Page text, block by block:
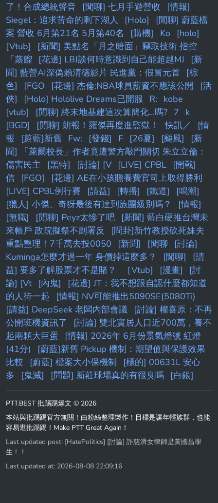
了！合成總統聲音
[閒聊] 七月手遊營收
[情報]
Siegel：追求苦命的剩下湖人
[Holo]
[閒聊] 蔚藍檔
案 營收 6月第21名 5月第40名
[購機] Ko
[holo]
[Vtub]
[新聞] 美點名「月之暗面」竊取技術 指控
「蒸餾
[花邊] LBJ談何時意識到自己能超越MJ
[新
聞] 藍營AI深偽賴清德影片 民進黨：假冒元首
[棕
色]
[FGO [花邊] 杰倫:NBA球員薪資不應該公開
[活
俠]
[Holo] Hololive Dreams已開服 R:
kobe
[vtub]
[閒聊] 終末地基建這次算簡化...嗎? 7
k
[BGD]
[閒聊] 朗報！羅傑再度進監獄！ 快訊／
[情
報
[蔚藍]新舊 Fw: [發錢] F [26夏] [颱風]
[新
聞] 「萊爾校長」作者竟遭警方敲門關切 朱立立倫：
傷害民主
[黑特] [討論] [V [LIVE] CPBL
[開戰]
信
[FGO]
[花邊] AE在小孩贍養費官司上取得勝利
[LIVE] CPBL例行賽
[請益] [轉播] [鐵道]
[鳴潮]
[獵人] 小傑、奇犽最後有達到旅團級別嗎？
[情報]
[無職]
[閒聊] Peyz太慘了吧
[新聞] 藍白硬推台灣未
來帳戶 政院擬祭不副署反
[問卦]新竹教授砍死妹夫
重點整理！7千萬去投0050
[新聞] [閒聊
[討論]
Kuminga怎麼才過一年 身價掉這麼多？
[閒聊]
[請
益] 要多了解股票才不是賭？
［Vtub] [漫畫]
[討
論] [Vt
[內鬼]
[花邊] JT：我不想跟自認什麼都知道
的人待一起
[情報] NV可能推出5090SE(5080Ti)
[請益] DeepSeek 老闆內部會議
[討論] 權喜原：不再
公開班機資訊了
[討論] 雙北實居人口近700萬，養不
起兩顆大巨蛋
[情報] 2026年 6月份景氣燈號 紅燈
(41分)
[蔚藍]新舊 Pickup 機制：期望值與保護效果
比較
[蔚藍] 檔案大小保機制
[標的] 00631L 安心
多
[鬼滅] [問題] 新莊球場真的有很臭嗎 [白銀]
PTT.BEST 批踢踢爆文 © 2026
本站與批踢踢官方無關！由粉絲整理製作！目標是讓年輕族群，也能
容易逛批踢踢！Make PTT Great Again！
Last updated post: [HatePolitics] [討論] 詐慈濟女律師是黃國昌學
生！！
Last updated at: 2026-08-08 22:09:16